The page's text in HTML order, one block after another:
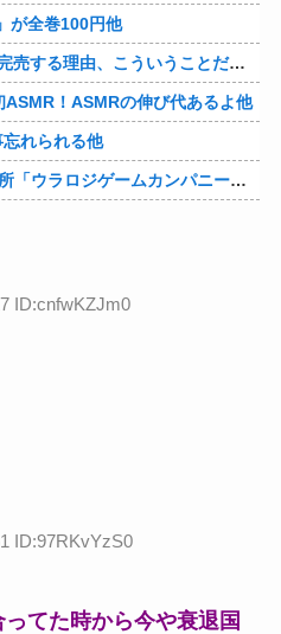
が全巻100円他
【悲報】人気チケットが1秒で完売する理由、こういうことだったｗｗｗｗ他
ASMR！ASMRの伸び代あるよ他
れられる他
【Vtuber】新世代VTuber事務所「ウラロジゲームカンパニー」より、ゲームの世界から“逆異世界転生”した5名が8月19日にデビュー！他
ID:cnfwKZJm0
ID:97RKvYzS0
てた時から今や衰退国